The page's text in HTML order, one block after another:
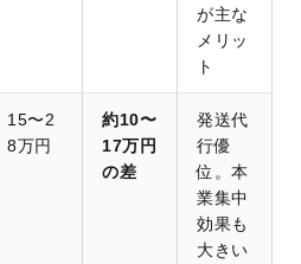
が主な
メリッ
ト
15〜2
8万円
約10〜
17万円
の差
発送代
行優
位。本
業集中
効果も
大きい